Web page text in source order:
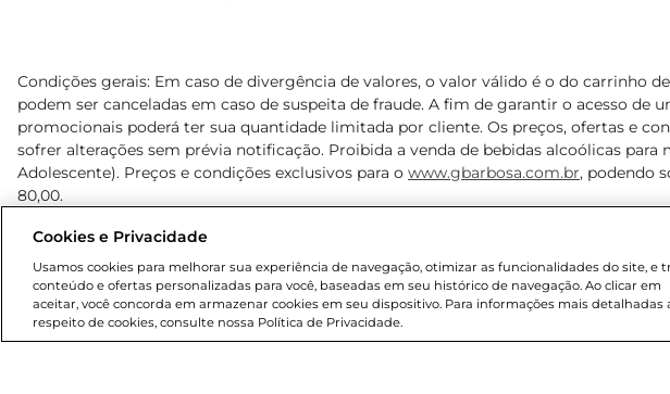
Condições gerais: Em caso de divergência de valores, o valor válido é o do carrinho
podem ser canceladas em caso de suspeita de fraude. A fim de garantir o acesso
promocionais poderá ter sua quantidade limitada por cliente. Os preços, ofertas e
sofrer alterações sem prévia notificação. Proibida a venda de bebidas alcoólicas
Adolescente). Preços e condições exclusivos para o www.gbarbosa.com.br, podendo
80,00.
Cookies e Privacidade
Usamos cookies para melhorar sua experiência de navegação, otimizar as funcionalidades do site, e
conteúdo e ofertas personalizadas para você, baseadas em seu histórico de navegação. Ao clicar em
aceitar, você concorda em armazenar cookies em seu dispositivo. Para informações mais detalhadas
respeito de cookies, consulte nossa Política de Privacidade.